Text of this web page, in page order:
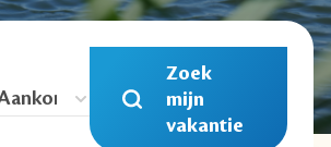
Zoek
mijn
vakantie